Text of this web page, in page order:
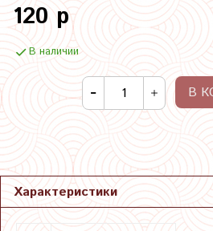
120 р
В наличии
В
Характеристики